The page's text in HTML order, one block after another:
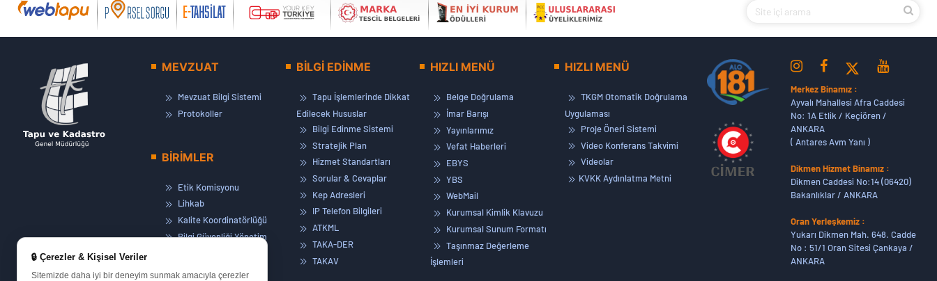
🔒 Çerezler & Kişisel Veriler
Sitemizde daha iyi bir deneyim sunmak amacıyla çerezler
MEVZUAT
Mevzuat Bilgi Sistemi
Protokoller
BİRİMLER
Etik Komisyonu
Lihkab
Kalite Koordinatörlüğü
Bilgi Güvenliği Yönetim
BİLGİ EDİNME
Tapu İşlemlerinde Dikkat
Edilecek Hususlar
Bilgi Edinme Sistemi
Stratejik Plan
Hizmet Standartları
Sorular & Cevaplar
Kep Adresleri
IP Telefon Bilgileri
ATKML
TAKA-DER
TAKAV
HIZLI MENÜ
Belge Doğrulama
İmar Barışı
Yayınlarımız
Vefat Haberleri
EBYS
YBS
WebMail
Kurumsal Kimlik Klavuzu
Kurumsal Sunum Formatı
Taşınmaz Değerleme
İşlemleri
HIZLI MENÜ
TKGM Otomatik Doğrulama
Uygulaması
Proje Öneri Sistemi
Video Konferans Takvimi
Videolar
KVKK Aydınlatma Metni
Merkez Binamız :
Ayvalı Mahallesi Afra Caddesi
No: 1A Etlik / Keçiören /
ANKARA
( Antares Avm Yanı )
Dikmen Hizmet Binamız :
Dikmen Caddesi No:14 (06420)
Bakanlıklar / ANKARA
Oran Yerleşkemiz :
Yukarı Dikmen Mah. 648. Cadde
No : 51/1 Oran Sitesi Çankaya /
ANKARA